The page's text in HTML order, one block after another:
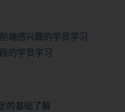
端感兴趣的学员学习
的学员学习
的基础了解